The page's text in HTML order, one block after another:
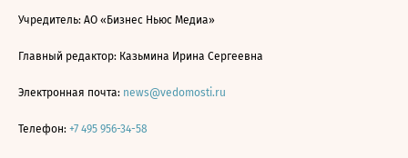
Учредитель: АО «Бизнес Ньюс Медиа»
Главный редактор: Казьмина Ирина Сергеевна
Электронная почта: news@vedomosti.ru
Телефон: +7 495 956-34-58